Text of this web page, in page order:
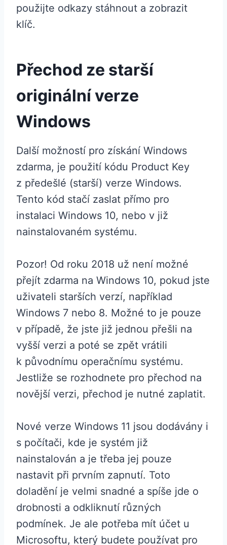
použijte odkazy stáhnout a zobrazit
klíč.
Přechod ze starší
originální verze
Windows
Další možností pro získání Windows
zdarma, je použití kódu Product Key
z předešlé (starší) verze Windows.
Tento kód stačí zaslat přímo pro
instalaci Windows 10, nebo v již
nainstalovaném systému.
Pozor! Od roku 2018 už není možné
přejít zdarma na Windows 10, pokud jste
uživateli starších verzí, například
Windows 7 nebo 8. Možné to je pouze
v případě, že jste již jednou přešli na
vyšší verzi a poté se zpět vrátili
k původnímu operačnímu systému.
Jestliže se rozhodnete pro přechod na
novější verzi, přechod je nutné zaplatit.
Nové verze Windows 11 jsou dodávány i
s počítači, kde je systém již
nainstalován a je třeba jej pouze
nastavit při prvním zapnutí. Toto
doladění je velmi snadné a spíše jde o
drobnosti a odkliknutí různých
podmínek. Je ale potřeba mít účet u
Microsoftu, který budete používat pro